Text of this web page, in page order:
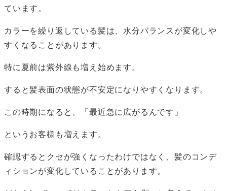
ています。
カラーを繰り返している髪は、水分バランスが変化しや
すくなることがあります。
特に夏前は紫外線も増え始めます。
すると髪表面の状態が不安定になりやすくなります。
この時期になると、「最近急に広がるんです」
というお客様も増えます。
確認するとクセが強くなったわけではなく、髪のコンデ
ィションが変化していることがあります。